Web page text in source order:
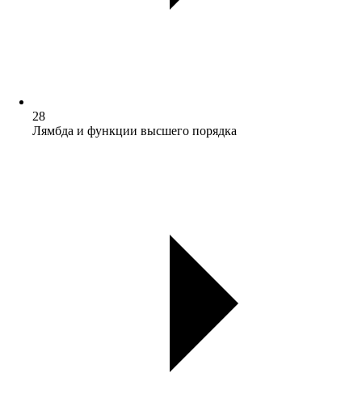
28
Лямбда и функции высшего порядка